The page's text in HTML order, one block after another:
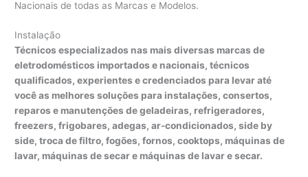
Nacionais de todas as Marcas e Modelos.
Instalação
Técnicos especializados nas mais diversas marcas de
eletrodomésticos importados e nacionais, técnicos
qualificados, experientes e credenciados para levar até
você as melhores soluções para instalações, consertos,
reparos e manutenções de geladeiras, refrigeradores,
freezers, frigobares, adegas, ar-condicionados, side by
side, troca de filtro, fogões, fornos, cooktops, máquinas de
lavar, máquinas de secar e máquinas de lavar e secar.